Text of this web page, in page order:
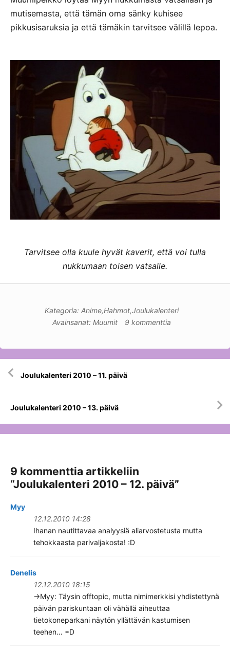
mutisemasta, että tämän oma sänky kuhisee
pikkusisaruksia ja että tämäkin tarvitsee välillä lepoa.
Tarvitsee olla kuule hyvät kaverit, että voi tulla
nukkumaan toisen vatsalle.
Kategoria: Anime,Hahmot,Joulukalenteri
Avainsanat: Muumit 9 kommenttia
selausJoulukalenteri 2010 – 11. päivä
Joulukalenteri 2010 – 13. päivä
9 kommenttia artikkeliin
“Joulukalenteri 2010 – 12. päivä”
Myy
12.12.2010 14:28
Ihanan nautittavaa analyysiä aliarvostetusta mutta
tehokkaasta parivaljakosta! :D
Denelis
12.12.2010 18:15
->Myy: Täysin offtopic, mutta nimimerkkisi yhdistettynä
päivän pariskuntaan oli vähällä aiheuttaa
tietokoneparkani näytön yllättävän kastumisen
teehen… =D